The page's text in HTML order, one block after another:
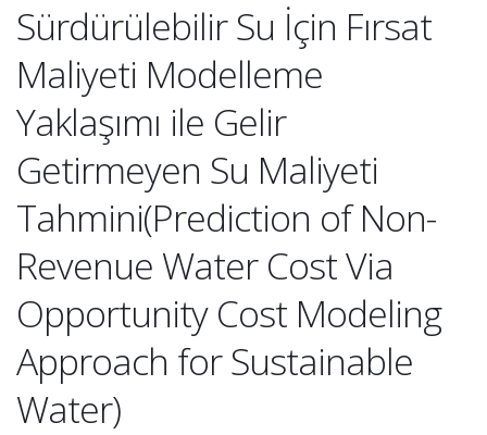
Sürdürülebilir Su İçin Fırsat
Maliyeti Modelleme
Yaklaşımı ile Gelir
Getirmeyen Su Maliyeti
Tahmini(Prediction of Non-
Revenue Water Cost Via
Opportunity Cost Modeling
Approach for Sustainable
Water)